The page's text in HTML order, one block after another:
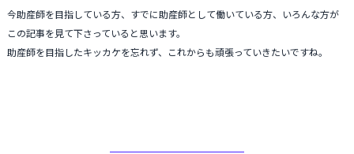
今助産師を目指している方、すでに助産師として働いている方、いろんな方が
この記事を見て下さっていると思います。
助産師を目指したキッカケを忘れず、これからも頑張っていきたいですね。